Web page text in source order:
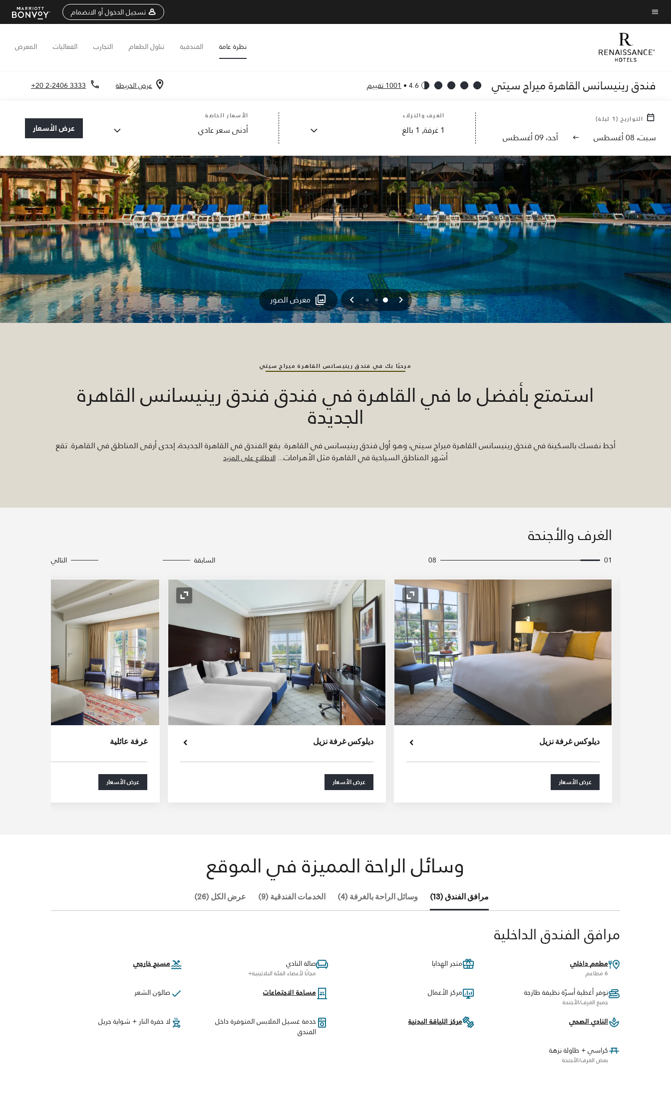
Skip
to
content
نص القائمة
تسجيل الدخول أو الانضمام
نظرة عامة الفندقية تناول الطعام التجارب الفعاليات المعرض
فندق رينيسانس القاهرة ميراج سيتي 4.6
•1001 تقييم عرض الخريطة +20 2-2406 3333
التواريخ (
1 ليلة)
سبت، 08 أغسطس أحد، 09 أغسطس
الغرف والنزلاء
1غرفة, 1 بالغ
الأسعار الخاصة
أدنى سعر عادي عرض الأسعار
السابق
0
1
2 التالي معرض الصور
مرحبًا بك في فندق رينيسانس القاهرة ميراج سيتي
استمتع بأفضل ما في القاهرة في فندق فندق رينيسانس القاهرة
الجديدة
أحِط نفسك بالسكينة في فندق رينيسانس القاهرة ميراج سيتي، وهو أول فندق رينيسانس في القاهرة. يقع الفندق في القاهرة الجديدة، إحدى أرقى المناطق في القاهرة. تقع
أشهر المناطق السياحية في القاهرة مثل الأهرامات...الاطلاع على المزيد
الغرف والأجنحة
01
08 السابقة التالي
رمز التوسيع
ديلوكس غرفة نزيل
عرض الأسعار
رمز التوسيع
ديلوكس غرفة نزيل
عرض الأسعار
غرفة عائلية
عرض الأسعار
وسائل الراحة المميزة في الموقع
مرافق الفندق (13) وسائل الراحة بالغرفة (4) الخدمات الفندقية (9) عرض الكل (26)
مرافق الفندق الداخلية
مطعم داخلي
6 مطاعم
متجر الهدايا صالة النادي
مجانًا لأعضاء الفئة البلاتينية+
مسبح خارجي
توفر أغطية أسرّة نظيفة طازجة
جميع الغرف/الأجنحة
مركز الأعمال مساحة الاجتماعات صالون الشعر
النادي الصحي مركز اللياقة البدنية
خدمة غسيل الملابس المتوفرة داخل
الفندق
لا حفرة النار + شواية جريل
كراسي + طاولة نزهة
بعض الغرف/الأجنحة